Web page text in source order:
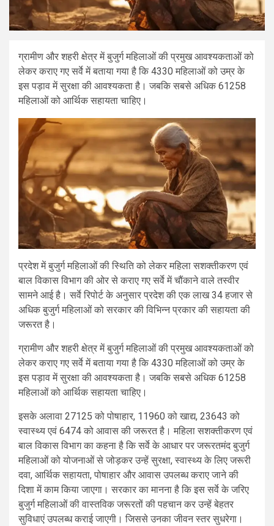
ग्रामीण और शहरी क्षेत्र में बुजुर्ग महिलाओं की प्रमुख आवश्यकताओं को
लेकर कराए गए सर्वे में बताया गया है कि 4330 महिलाओं को उम्र के
इस पड़ाव में सुरक्षा की आवश्यकता है। जबकि सबसे अधिक 61258
महिलाओं को आर्थिक सहायता चाहिए।
प्रदेश में बुजुर्ग महिलाओं की स्थिति को लेकर महिला सशक्तीकरण एवं
बाल विकास विभाग की ओर से कराए गए सर्वे में चौंकाने वाले तस्वीर
सामने आई है। सर्वे रिपोर्ट के अनुसार प्रदेश की एक लाख 34 हजार से
अधिक बुजुर्ग महिलाओं को सरकार की विभिन्न प्रकार की सहायता की
जरूरत है।
ग्रामीण और शहरी क्षेत्र में बुजुर्ग महिलाओं की प्रमुख आवश्यकताओं को
लेकर कराए गए सर्वे में बताया गया है कि 4330 महिलाओं को उम्र के
इस पड़ाव में सुरक्षा की आवश्यकता है। जबकि सबसे अधिक 61258
महिलाओं को आर्थिक सहायता चाहिए।
इसके अलावा 27125 को पोषाहार, 11960 को खाद्य, 23643 को
स्वास्थ्य एवं 6474 को आवास की जरूरत है। महिला सशक्तीकरण एवं
बाल विकास विभाग का कहना है कि सर्वे के आधार पर जरूरतमंद बुजुर्ग
महिलाओं को योजनाओं से जोड़कर उन्हें सुरक्षा, स्वास्थ्य के लिए जरूरी
दवा, आर्थिक सहायता, पोषाहार और आवास उपलब्ध कराए जाने की
दिशा में काम किया जाएगा। सरकार का मानना है कि इस सर्वे के जरिए
बुजुर्ग महिलाओं की वास्तविक जरूरतों की पहचान कर उन्हें बेहतर
सुविधाएं उपलब्ध कराई जाएगी। जिससे उनका जीवन स्तर सुधरेगा।